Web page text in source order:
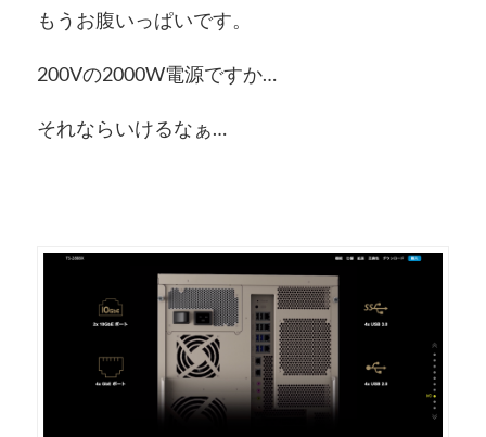
もうお腹いっぱいです。
200Vの2000W電源ですか…
それならいけるなぁ…